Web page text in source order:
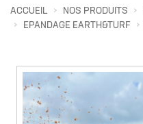
ACCUEIL NOS PRODUITS
EPANDAGE EARTH&TURF